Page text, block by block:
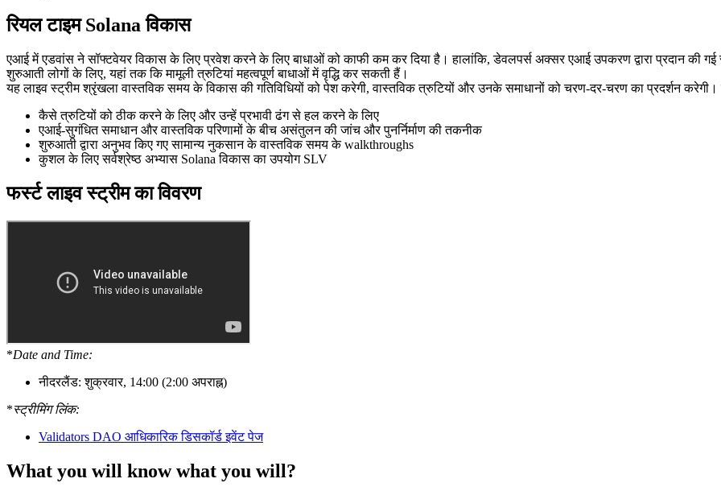
रियल टाइम Solana विकास
एआई में एडवांस ने सॉफ्टवेयर विकास के लिए प्रवेश करने के लिए बाधाओं को काफी कम कर दिया है। हालांकि, डेवलपर्स अक्सर एआई उपकरण द्वारा प्रदान की गई
शुरुआती लोगों के लिए, यहां तक कि मामूली त्रुटियां महत्वपूर्ण बाधाओं में वृद्धि कर सकती हैं।
यह लाइव स्ट्रीम श्रृंखला वास्तविक समय के विकास की गतिविधियों को पेश करेगी, वास्तविक त्रुटियों और उनके समाधानों को चरण-दर-चरण का प्रदर्शन करेगी।
कैसे त्रुटियों को ठीक करने के लिए और उन्हें प्रभावी ढंग से हल करने के लिए
एआई-सुगंधित समाधान और वास्तविक परिणामों के बीच असंतुलन की जांच और पुनर्निर्माण की तकनीक
शुरुआती द्वारा अनुभव किए गए सामान्य नुकसान के वास्तविक समय के walkthroughs
कुशल के लिए सर्वश्रेष्ठ अभ्यास Solana विकास का उपयोग SLV
फर्स्ट लाइव स्ट्रीम का विवरण
*Date and Time:
नीदरलैंड: शुक्रवार, 14:00 (2:00 अपराह्न)
*स्ट्रीमिंग लिंक:
Validators DAO आधिकारिक डिसकॉर्ड इवेंट पेज
What you will know what you will?